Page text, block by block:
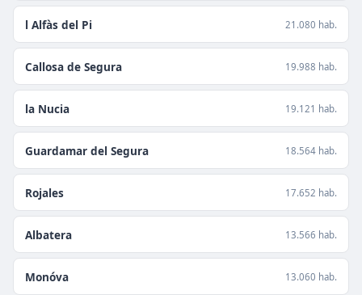
l Alfàs del Pi 21.080 hab.
Callosa de Segura 19.988 hab.
la Nucia 19.121 hab.
Guardamar del Segura 18.564 hab.
Rojales 17.652 hab.
Albatera 13.566 hab.
Monóva 13.060 hab.